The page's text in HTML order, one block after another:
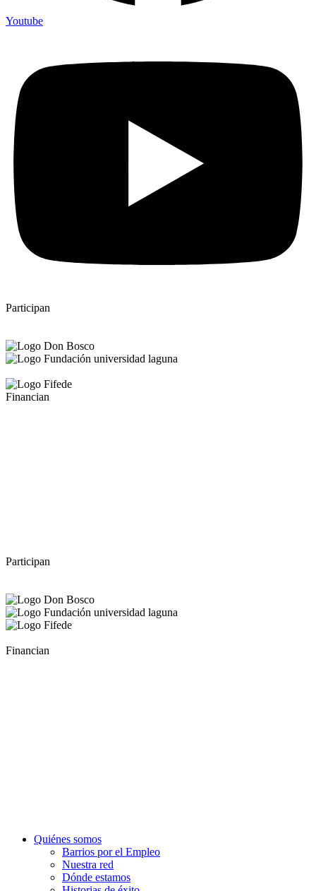
Youtube
Participan
Financian
Participan
Financian
Quiénes somos
Barrios por el Empleo
Nuestra red
Dónde estamos